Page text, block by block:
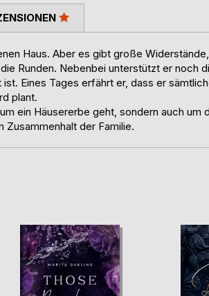
Haus. Aber es gibt große Widerstände,
Runden. Nebenbei unterstützt er noch
Eines Tages erfährt er, dass er
plant.
ein Häusererbe geht, sondern auch um
der Familie.